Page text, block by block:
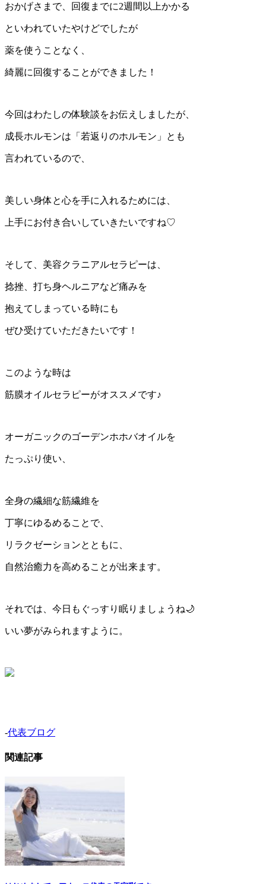
おかげさまで、回復までに2週間以上かかる
といわれていたやけどでしたが
薬を使うことなく、
綺麗に回復することができました！
今回はわたしの体験談をお伝えしましたが、
成長ホルモンは「若返りのホルモン」とも
言われているので、
美しい身体と心を手に入れるためには、
上手にお付き合いしていきたいですね♡
そして、美容クラニアルセラピーは、
捻挫、打ち身ヘルニアなど痛みを
抱えてしまっている時にも
ぜひ受けていただきたいです！
このような時は
筋膜オイルセラピーがオススメです♪
オーガニックのゴーデンホホバオイルを
たっぷり使い、
全身の繊細な筋繊維を
丁寧にゆるめることで、
リラクゼーションとともに、
自然治癒力を高めることが出来ます。
それでは、今日もぐっすり眠りましょうね🌙
いい夢がみられますように。
-代表ブログ
関連記事